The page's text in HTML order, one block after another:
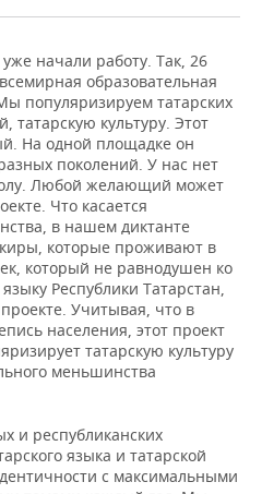
начали работу. Так, 26
образовательная
популяризируем татарских
татарскую культуру. Этот
На одной площадке он
поколений. У нас нет
Любой желающий может
Что касается
в нашем диктанте
которые проживают в
который не равнодушен ко
Республики Татарстан,
Учитывая, что в
населения, этот проект
татарскую культуру
меньшинства
и республиканских
языка и татарской
с максимальными